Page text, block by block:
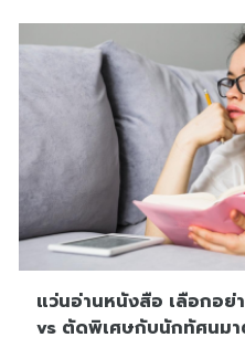
แว่นอ่านหนังสือ เลือกอย่
vs ตัดพิเศษกับนักทัศนมา